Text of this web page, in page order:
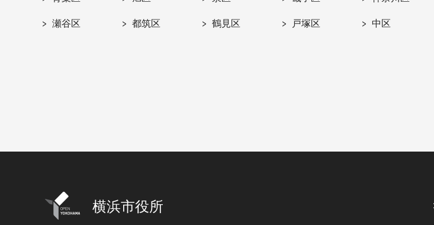
瀬谷区 都筑区 鶴見区 戸塚区 中区
横浜市役所